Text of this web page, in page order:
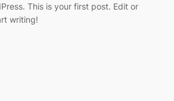
This is your first post. Edit or
writing!